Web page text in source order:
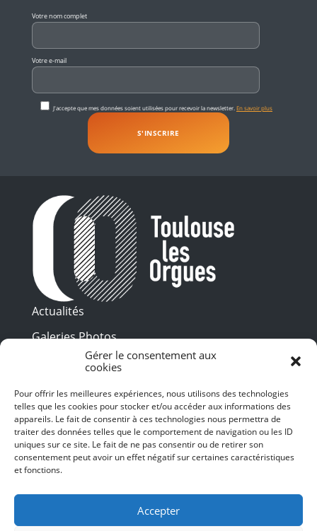
Gérer le consentement aux
cookies
Pour offrir les meilleures expériences, nous utilisons des technologies
telles que les cookies pour stocker et/ou accéder aux informations des
appareils. Le fait de consentir à ces technologies nous permettra de
traiter des données telles que le comportement de navigation ou les ID
uniques sur ce site. Le fait de ne pas consentir ou de retirer son
consentement peut avoir un effet négatif sur certaines caractéristiques
et fonctions.
Accepter
Votre nom complet
Votre e-mail
J'accepte que mes données soient utilisées pour recevoir la newsletter.En savoir plus
Actualités
Galeries Photos
Vidéothèque
Presse
Billetterie
Recrutement
Mentions légales
Politique de confidentialité
SUIVEZ-NOUS